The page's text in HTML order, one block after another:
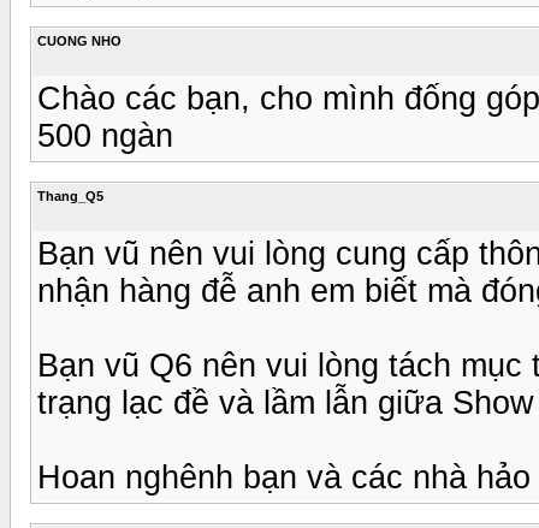
CUONG NHO
Chào các bạn, cho mình đống
500 ngàn
Thang_Q5
Bạn vũ nên vui lòng cung cấp
nhận hàng đễ anh em biết mà
Bạn vũ Q6 nên vui lòng tách
trạng lạc đề và lầm lẫn giữa
Hoan nghênh bạn và các nhà